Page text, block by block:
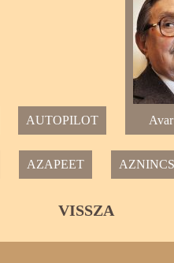
AUTOPILOT
AZAPEET AZNINCS
VISSZA